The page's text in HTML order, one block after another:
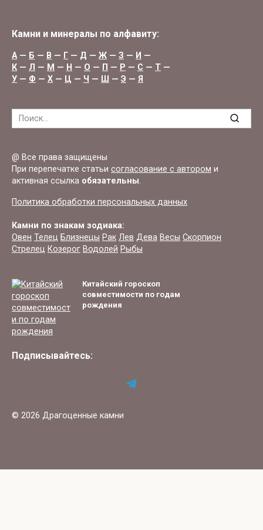
Камни и минералы по алфавиту:
А— Б — В — Г — Д — Ж — З — И —
К — Л — М — Н — О — П — Р — С — Т —
У — Ф — Х — Ц — Ч — Ш — Э — Я
Search
for:
@ Все права защищены
При перепечатке статьи согласование с автором и
активная ссылка обязательны.
Политика обработки персональных данных
Камни по знакам зодиака:
Овен Телец Близнецы Рак Лев Дева Весы Скорпион
Стрелец Козерог Водолей Рыбы
Китайский гороскоп
совместимости по годам
рождения
Подписывайтесь:
© 2026 Драгоценные камни